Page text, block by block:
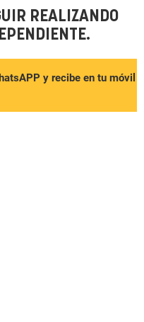
REALIZANDO
y recibe en tu móvil